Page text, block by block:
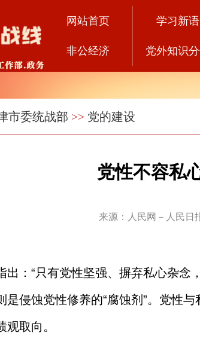
网站首页
非公经济
学习新语
党外知识
市委统战部 >> 党的建设
党性不容私
来源：人民网－人民
出：“只有党性坚强、摒弃私心杂念
是侵蚀党性修养的“腐蚀剂”。党性
取向。